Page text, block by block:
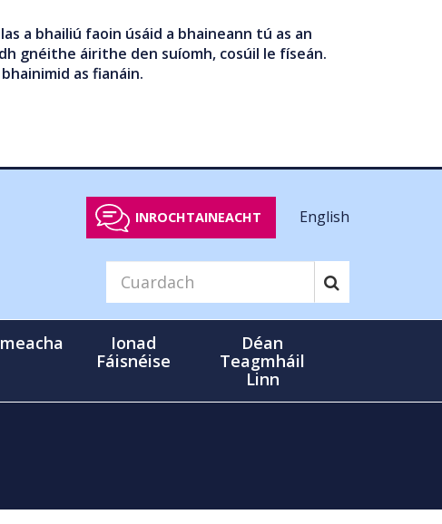
a bhailiú faoin úsáid a bhaineann tú as an
gnéithe áirithe den suíomh, cosúil le físeán.
as fianáin.
INROCHTAINEACHT English
Ionad
Fáisnéise
Déan
Teagmháil
Linn